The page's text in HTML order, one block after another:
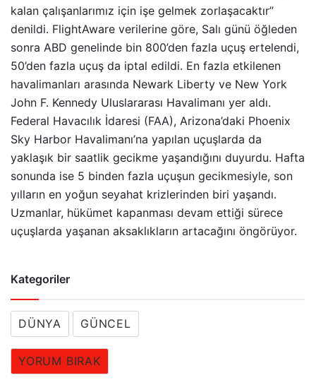
kalan çalışanlarımız için işe gelmek zorlaşacaktır”
denildi. FlightAware verilerine göre, Salı günü öğleden
sonra ABD genelinde bin 800’den fazla uçuş ertelendi,
50’den fazla uçuş da iptal edildi. En fazla etkilenen
havalimanları arasında Newark Liberty ve New York
John F. Kennedy Uluslararası Havalimanı yer aldı.
Federal Havacılık İdaresi (FAA), Arizona’daki Phoenix
Sky Harbor Havalimanı’na yapılan uçuşlarda da
yaklaşık bir saatlik gecikme yaşandığını duyurdu. Hafta
sonunda ise 5 binden fazla uçuşun gecikmesiyle, son
yılların en yoğun seyahat krizlerinden biri yaşandı.
Uzmanlar, hükümet kapanması devam ettiği sürece
uçuşlarda yaşanan aksaklıkların artacağını öngörüyor.
Kategoriler
DÜNYA GÜNCEL
YORUM BIRAK